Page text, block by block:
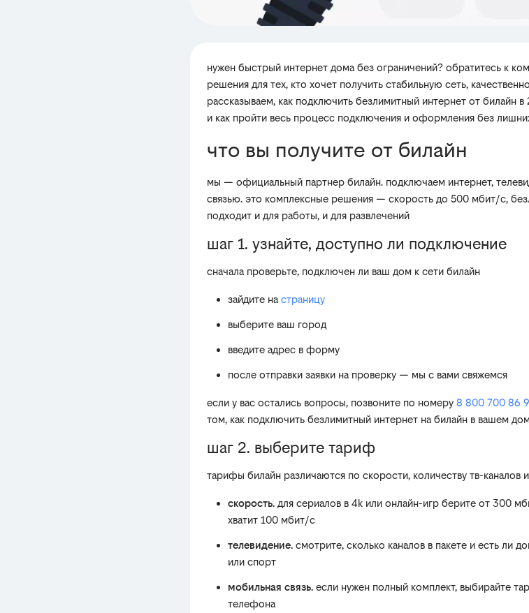
нужен быстрый интернет дома без ограничений? обратитесь к
решения для тех, кто хочет получить стабильную сеть,
рассказываем, как подключить безлимитный интернет от билайн
и как пройти весь процесс подключения и оформления без
что вы получите от билайн
мы — официальный партнер билайн. подключаем интернет,
связью. это комплексные решения — скорость до 500 мбит/с,
подходит и для работы, и для развлечений
шаг 1. узнайте, доступно ли подключение
сначала проверьте, подключен ли ваш дом к сети билайн
зайдите на страницу
выберите ваш город
введите адрес в форму
после отправки заявки на проверку — мы с вами свяжемся
если у вас остались вопросы, позвоните по номеру 8 800 700 86
том, как подключить безлимитный интернет на билайн в вашем
шаг 2. выберите тариф
тарифы билайн различаются по скорости, количеству тв-каналов
скорость. для сериалов в 4k или онлайн-игр берите от 300
хватит 100 мбит/с
телевидение. смотрите, сколько каналов в пакете и есть ли
или спорт
мобильная связь. если нужен полный комплект, выбирайте
телефона